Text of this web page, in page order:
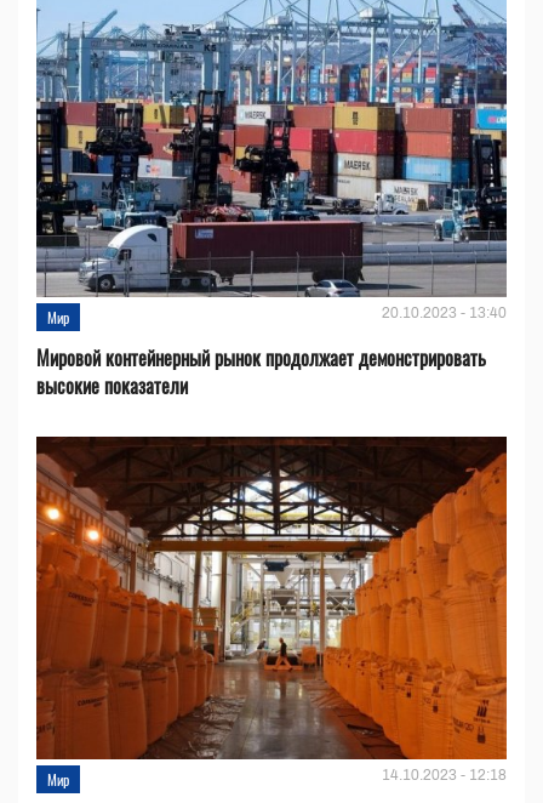
Мир 20.10.2023 - 13:40
Мировой контейнерный рынок продолжает демонстрировать
высокие показатели
Мир 14.10.2023 - 12:18